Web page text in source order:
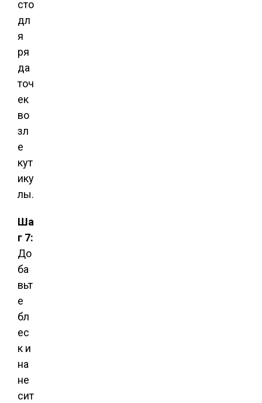
сто
дл
я
ря
да
точ
ек
во
зл
е
кут
ику
лы.
Ша
г 7:
До
ба
вьт
е
бл
ес
к и
на
не
сит